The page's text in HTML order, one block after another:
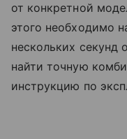
от конкретной
этого необходимо
нескольких секунд
найти точную
инструкцию по